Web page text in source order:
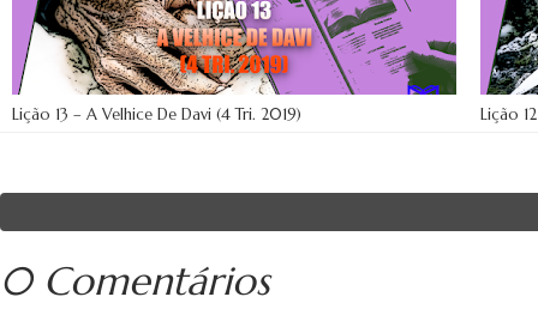
Lição 13 – A Velhice De Davi (4 Tri. 2019) Lição
0 Comentários